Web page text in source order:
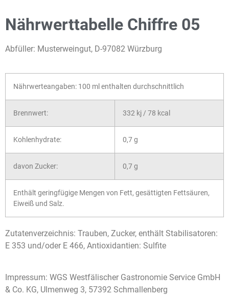
Nährwerttabelle Chiffre 05
Abfüller: Musterweingut, D-97082 Würzburg
Nährwerteangaben: 100 ml enthalten durchschnittlich
Brennwert: 332 kj / 78 kcal
Kohlenhydrate: 0,7 g
davon Zucker: 0,7 g
Enthält geringfügige Mengen von Fett, gesättigten Fettsäuren,
Eiweiß und Salz.
Zutatenverzeichnis: Trauben, Zucker, enthält Stabilisatoren:
E 353 und/oder E 466, Antioxidantien: Sulfite
Impressum: WGS Westfälischer Gastronomie Service GmbH
& Co. KG, Ulmenweg 3, 57392 Schmallenberg